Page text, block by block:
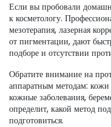
Если вы пробовали
к косметологу.
мезотерапия, лазерная
от пигментации, дают
подборе и отсутствии
Обратите внимание на
аппаратным методам:
кожные заболевания,
определит, какой метод
подготовиться.